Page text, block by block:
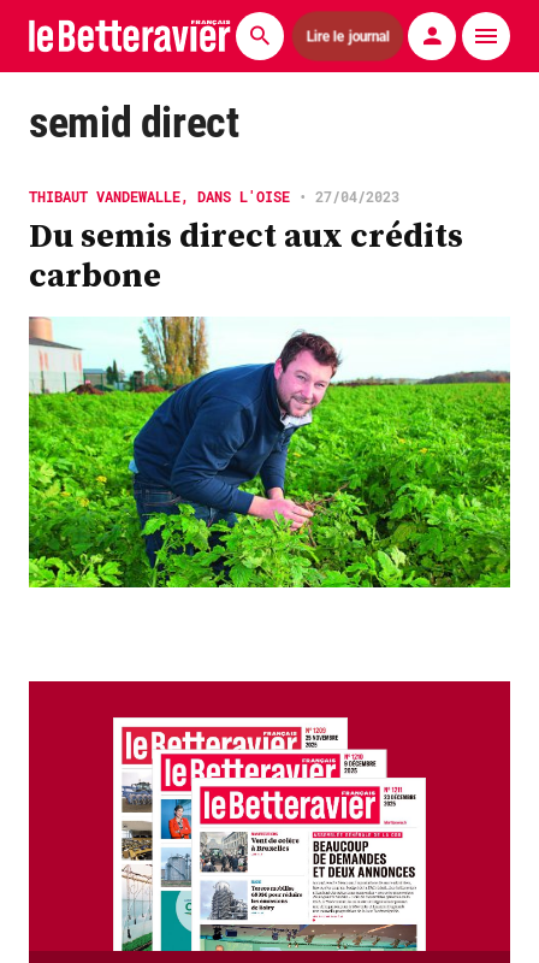
Lire le journal
Actualités
Agronomie
Matériels
La technique ITB
Pommes de terre
Guides pratiques
Chasse
Plus
semid direct
THIBAUT VANDEWALLE, DANS L'OISE • 27/04/2023
Du semis direct aux crédits
carbone